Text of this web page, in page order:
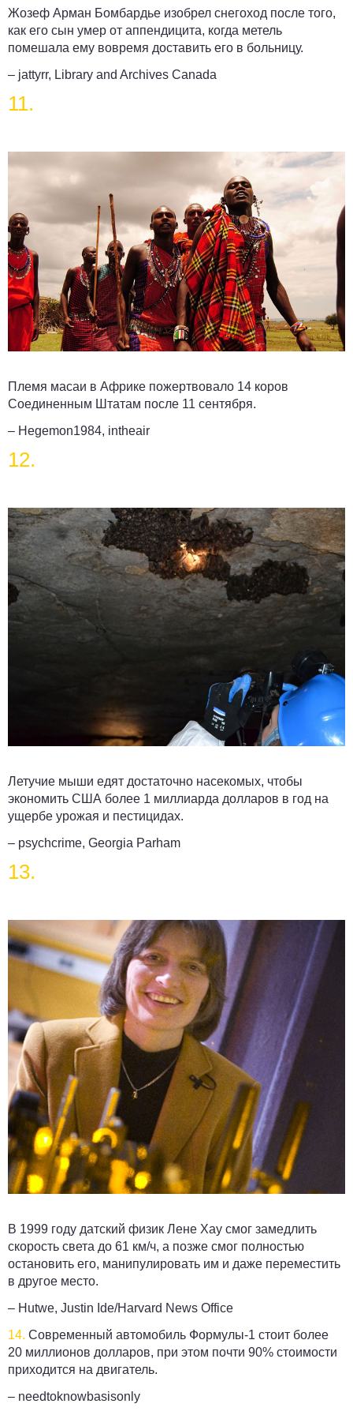
Жозеф Арман Бомбардье изобрел снегоход после того,
как его сын умер от аппендицита, когда метель
помешала ему вовремя доставить его в больницу.
– jattyrr, Library and Archives Canada
11.
Племя масаи в Африке пожертвовало 14 коров
Соединенным Штатам после 11 сентября.
– Hegemon1984, intheair
12.
Летучие мыши едят достаточно насекомых, чтобы
экономить США более 1 миллиарда долларов в год на
ущербе урожая и пестицидах.
– psychcrime, Georgia Parham
13.
В 1999 году датский физик Лене Хау смог замедлить
скорость света до 61 км/ч, а позже смог полностью
остановить его, манипулировать им и даже переместить
в другое место.
– Hutwe, Justin Ide/Harvard News Office
14. Современный автомобиль Формулы-1 стоит более
20 миллионов долларов, при этом почти 90% стоимости
приходится на двигатель.
– needtoknowbasisonly